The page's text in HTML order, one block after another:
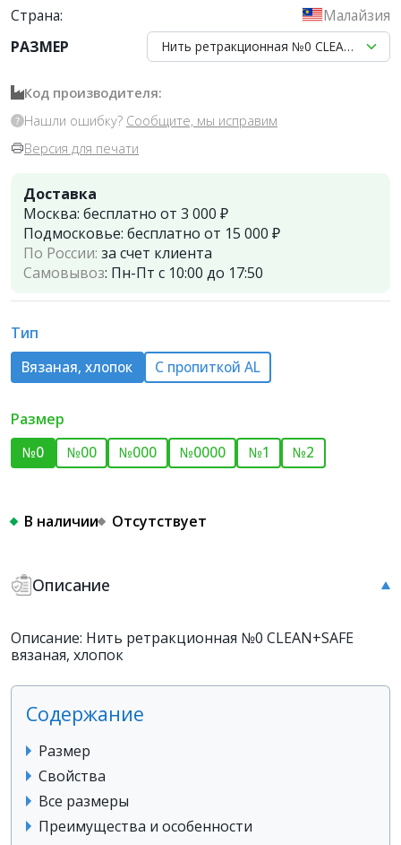
Страна:
Малайзия
РАЗМЕР
Нить ретракционная №0 CLEAN+SAFE
Код производителя:
Нашли ошибку? Сообщите, мы исправим
Версия для печати
Доставка
Москва: бесплатно от 3 000 ₽
Подмосковье: бесплатно от 15 000 ₽
По России: за счет клиента
Самовывоз: Пн-Пт с 10:00 до 17:50
Тип
Вязаная, хлопок С пропиткой AL
Размер
№0 №00 №000 №0000 №1 №2
В наличии Отсутствует
Описание
Описание: Нить ретракционная №0 CLEAN+SAFE
вязаная, хлопок
Содержание
Размер
Свойства
Все размеры
Преимущества и особенности